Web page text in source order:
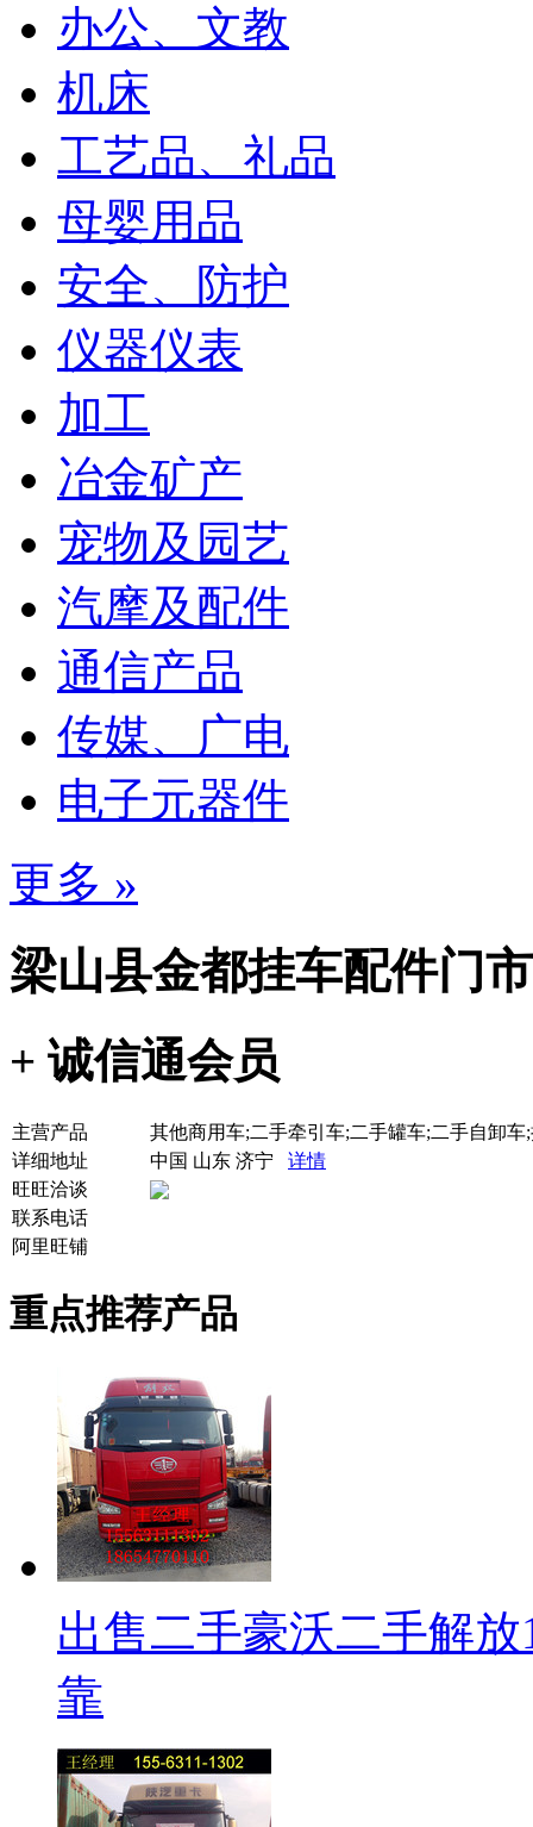
办公、文教
机床
工艺品、礼品
母婴用品
安全、防护
仪器仪表
加工
冶金矿产
宠物及园艺
汽摩及配件
通信产品
传媒、广电
电子元器件
更多 »
梁山县金都挂车配件门
+ 诚信通会员
主营产品
其他商用车;二手牵引车;二手罐车;二手自卸车
详细地址
中国 山东 济宁 详情
旺旺洽谈
联系电话
阿里旺铺
重点推荐产品
出售二手豪沃二手解
靠